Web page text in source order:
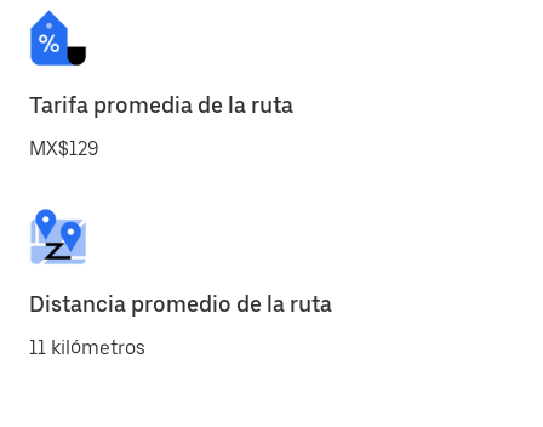
Tarifa promedia de la ruta
MX$129
Distancia promedio de la ruta
11 kilómetros